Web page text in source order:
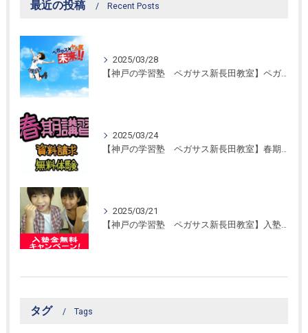
最近の投稿 Recent Posts
2025/03/28
【神戸の学習塾 ペガサス新長田教室】ペガサス学習スタイル！
2025/03/24
2025/03/21
【神戸の学習塾 ペガサス新長田教室】入塾金無料キャンペーン！
タグ Tags